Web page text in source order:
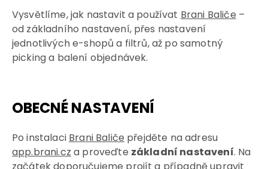
Vysvětlíme, jak nastavit a používat Brani Baliče –
od základního nastavení, přes nastavení
jednotlivých e-shopů a filtrů, až po samotný
picking a balení objednávek.
OBECNÉ NASTAVENÍ
Po instalaci Brani Baliče přejděte na adresu
app.brani.cz a proveďte základní nastavení. Na